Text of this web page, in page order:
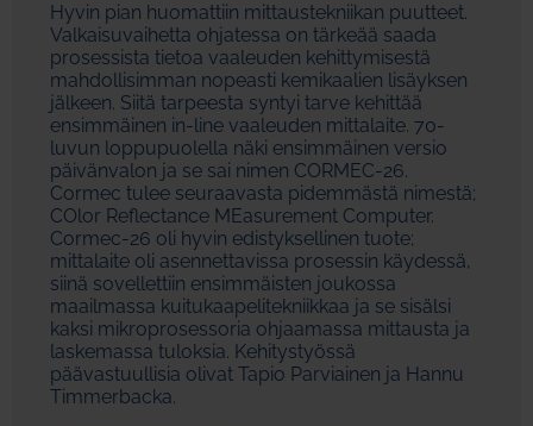
Hyvin pian huomattiin mittaustekniikan puutteet.
Valkaisuvaihetta ohjatessa on tärkeää saada
prosessista tietoa vaaleuden kehittymisestä
mahdollisimman nopeasti kemikaalien lisäyksen
jälkeen. Siitä tarpeesta syntyi tarve kehittää
ensimmäinen in-line vaaleuden mittalaite. 70-
luvun loppupuolella näki ensimmäinen versio
päivänvalon ja se sai nimen CORMEC-26.
Cormec tulee seuraavasta pidemmästä nimestä;
COlor Reflectance MEasurement Computer.
Cormec-26 oli hyvin edistyksellinen tuote;
mittalaite oli asennettavissa prosessin käydessä,
siinä sovellettiin ensimmäisten joukossa
maailmassa kuitukaapelitekniikkaa ja se sisälsi
kaksi mikroprosessoria ohjaamassa mittausta ja
laskemassa tuloksia. Kehitystyössä
päävastuullisia olivat Tapio Parviainen ja Hannu
Timmerbacka.